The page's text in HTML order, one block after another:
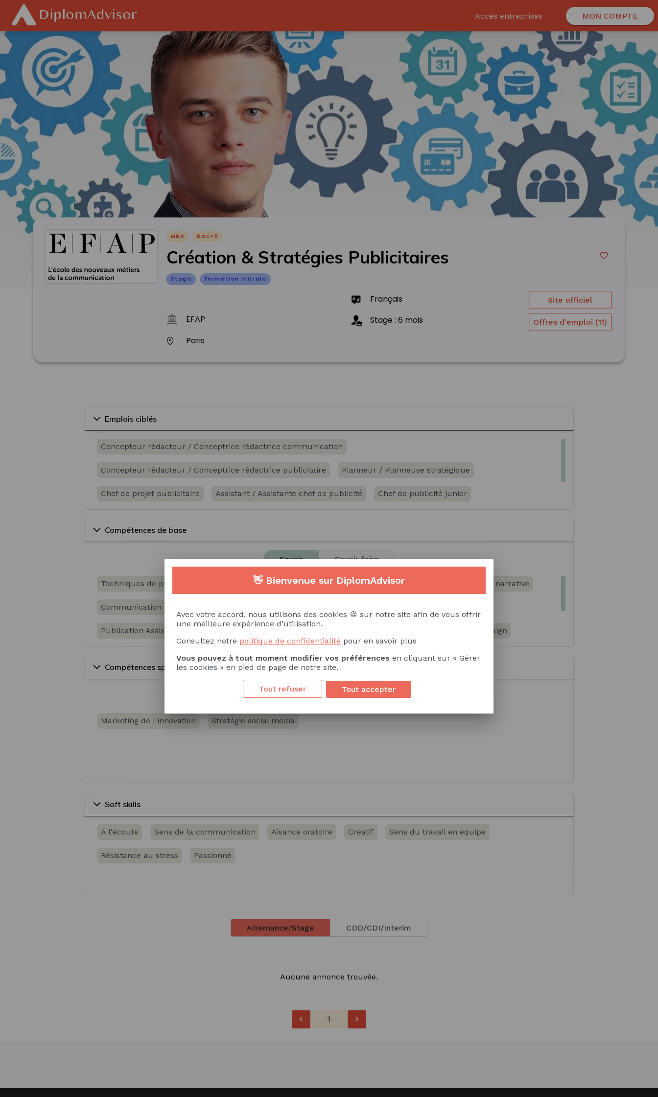
Accès entreprises MON COMPTE
MBA Bac+5
Création & Stratégies Publicitaires
Stage Formation initiale
Français
EFAP
Stage : 6 mois
Paris
Site officiel
Offres d'emploi (11)
Emplois ciblés
Concepteur rédacteur / Conceptrice rédactrice communication
Concepteur rédacteur / Conceptrice rédactrice publicitaire Planneur / Planneuse stratégique
Chef de projet publicitaire Assistant / Assistante chef de publicité Chef de publicité junior
Compétences de base
Savoir Savoir-faire
Techniques de publicité (choix de médias, supports, ...) Techniques de storytelling - communication narrative
Communication digitale
Publication Assistée par Ordinateur (PAO) Logiciel InDesign
Production audiovisuelle Techniques de montage vidéo Marketing des réseaux sociaux
Media planning Langue étrangère - Anglais
Compétences spécifiques
Savoir Savoir-faire
Marketing de l'innovation Stratégie social media
Soft skills
A l'écoute Sens de la communication Aisance oratoire Créatif Sens du travail en équipe
Résistance au stress Passionné
Alternance/Stage CDD/CDI/Interim
Aucune annonce trouvée.
1
👋 Bienvenue sur DiplomAdvisor
Avec votre accord, nous utilisons des cookies 🍪 sur notre site afin de vous offrir
une meilleure expérience d’utilisation.
Consultez notre politique de confidentialité pour en savoir plus
Vous pouvez à tout moment modifier vos préférences en cliquant sur « Gérer
les cookies » en pied de page de notre site.
Tout refuser Tout accepter